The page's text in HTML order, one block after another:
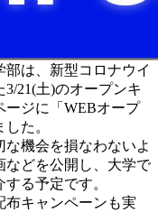
は、新型コロナウイ
21(土)のオープンキ
ージに「WEBオープ
た。
機会を損なわないよ
などを公開し、大学で
る予定です。
布キャンペーンも実